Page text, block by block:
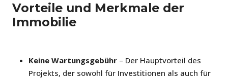
Vorteile und Merkmale der
Immobilie
Keine Wartungsgebühr – Der Hauptvorteil des
Projekts, der sowohl für Investitionen als auch für